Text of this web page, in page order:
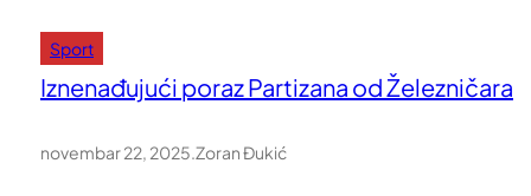
Sport
Iznenađujući poraz Partizana od Železničara
novembar 22, 2025.Zoran Đukić